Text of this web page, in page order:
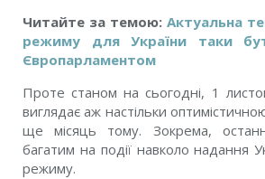
Читайте за темою: Актуальна
режиму для України таки
Європарламентом
Проте станом на сьогодні, 1
виглядає аж настільки
ще місяць тому. Зокрема,
багатим на події навколо надання
режиму.